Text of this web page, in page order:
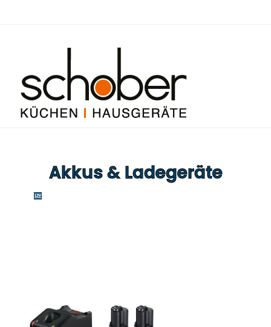
Akkus & Ladegeräte